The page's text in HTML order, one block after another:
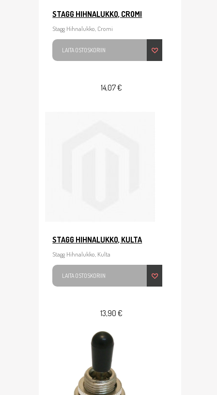
STAGG HIHNALUKKO, CROMI
Stagg Hihnalukko, Cromi
LAITA OSTOSKORIIN
14,07 €
STAGG HIHNALUKKO, KULTA
Stagg Hihnalukko, Kulta
LAITA OSTOSKORIIN
13,90 €